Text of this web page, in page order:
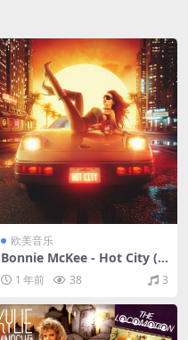
欧美音乐
Bonnie McKee - Hot City (E
xplicit)（2024/FLAC/分轨/4
29M）
1 年前 38 3